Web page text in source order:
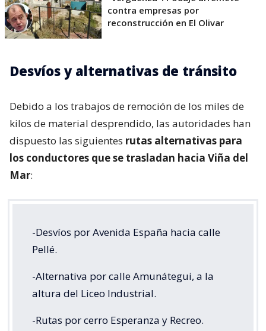
contra empresas por
reconstrucción en El Olivar
Desvíos y alternativas de tránsito
Debido a los trabajos de remoción de los miles de
kilos de material desprendido, las autoridades han
dispuesto las siguientes rutas alternativas para
los conductores que se trasladan hacia Viña del
Mar:
-Desvíos por Avenida España hacia calle
Pellé.
-Alternativa por calle Amunátegui, a la
altura del Liceo Industrial.
-Rutas por cerro Esperanza y Recreo.